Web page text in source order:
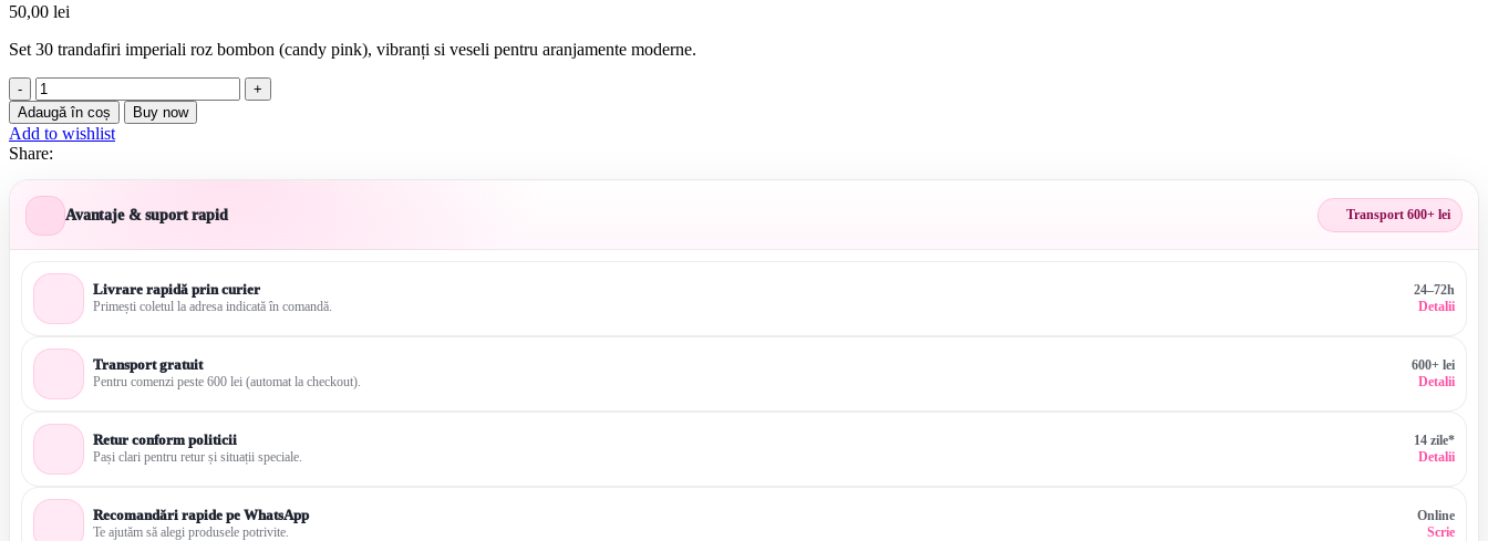
50,00 lei
Set 30 trandafiri imperiali roz bombon (candy pink), vibranți si veseli pentru aranjamente moderne.
Cantitate
Trandafiri
imperiali,
7cm,
30
Roz
Fucsia
Adaugă în coș Buy now
Add to wishlist
Share:
Avantaje & suport rapid Transport 600+ lei
Livrare rapidă prin curier
Primești coletul la adresa indicată în comandă.
24–72h
Detalii
Transport gratuit
Pentru comenzi peste 600 lei (automat la checkout).
600+ lei
Detalii
Retur conform politicii
Pași clari pentru retur și situații speciale.
14 zile*
Detalii
Recomandări rapide pe WhatsApp
Te ajutăm să alegi produsele potrivite.
Online
Scrie